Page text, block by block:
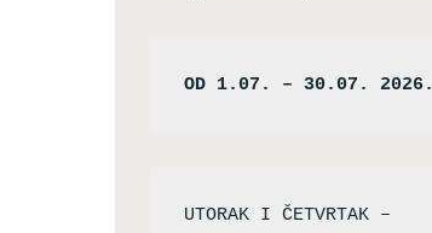
OD 1.07. – 30.07. 2026.
UTORAK I ČETVRTAK –